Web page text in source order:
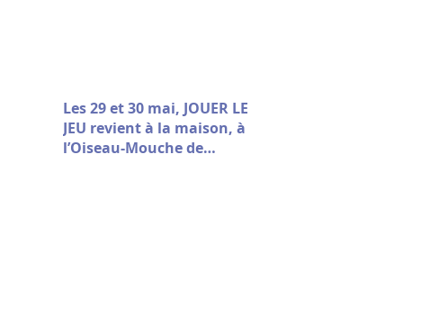
Les 29 et 30 mai, JOUER LE
JEU revient à la maison, à
l’Oiseau-Mouche de